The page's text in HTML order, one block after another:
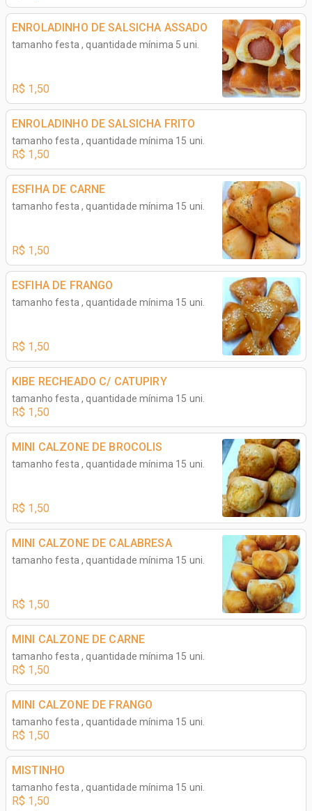
ENROLADINHO DE SALSICHA ASSADO
tamanho festa , quantidade mínima 5 uni.
R$ 1,50
ENROLADINHO DE SALSICHA FRITO
tamanho festa , quantidade mínima 15 uni.
R$ 1,50
ESFIHA DE CARNE
tamanho festa , quantidade mínima 15 uni.
R$ 1,50
ESFIHA DE FRANGO
tamanho festa , quantidade mínima 15 uni.
R$ 1,50
KIBE RECHEADO C/ CATUPIRY
tamanho festa , quantidade mínima 15 uni.
R$ 1,50
MINI CALZONE DE BROCOLIS
tamanho festa , quantidade mínima 15 uni.
R$ 1,50
MINI CALZONE DE CALABRESA
tamanho festa , quantidade mínima 15 uni.
R$ 1,50
MINI CALZONE DE CARNE
tamanho festa , quantidade mínima 15 uni.
R$ 1,50
MINI CALZONE DE FRANGO
tamanho festa , quantidade mínima 15 uni.
R$ 1,50
MISTINHO
tamanho festa , quantidade mínima 15 uni.
R$ 1,50